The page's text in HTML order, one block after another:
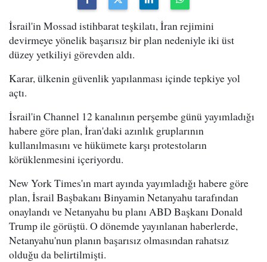
İsrail'in Mossad istihbarat teşkilatı, İran rejimini
devirmeye yönelik başarısız bir plan nedeniyle iki üst
düzey yetkiliyi görevden aldı.
Karar, ülkenin güvenlik yapılanması içinde tepkiye yol
açtı.
İsrail'in Channel 12 kanalının perşembe günü yayımladığı
habere göre plan, İran'daki azınlık gruplarının
kullanılmasını ve hükümete karşı protestoların
körüklenmesini içeriyordu.
New York Times'ın mart ayında yayımladığı habere göre
plan, İsrail Başbakanı Binyamin Netanyahu tarafından
onaylandı ve Netanyahu bu planı ABD Başkanı Donald
Trump ile görüştü. O dönemde yayınlanan haberlerde,
Netanyahu'nun planın başarısız olmasından rahatsız
olduğu da belirtilmişti.